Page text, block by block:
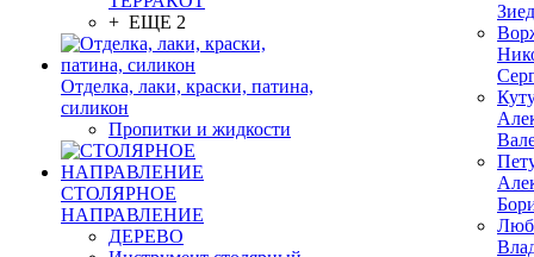
+ ЕЩЕ 2
Отделка, лаки, краски, патина,
силикон
Пропитки и жидкости
СТОЛЯРНОЕ
НАПРАВЛЕНИЕ
ДЕРЕВО